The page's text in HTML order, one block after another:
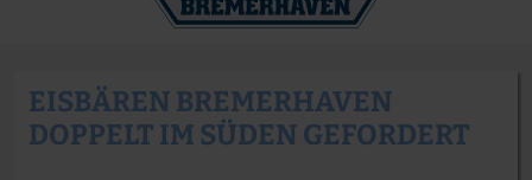
EISBÄREN BREMERHAVEN
DOPPELT IM SÜDEN GEFORDERT